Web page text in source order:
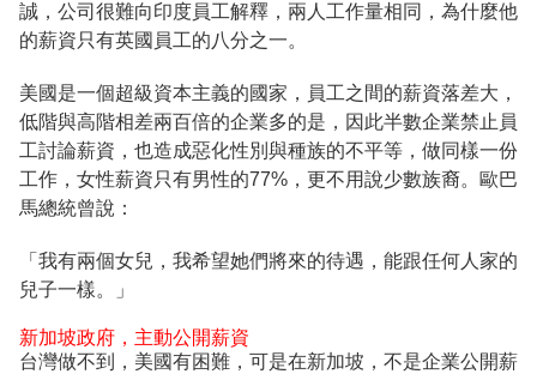
誠，公司很難向印度員工解釋，兩人工作量相同，為什麼他
的薪資只有英國員工的八分之一。
美國是一個超級資本主義的國家，員工之間的薪資落差大，
低階與高階相差兩百倍的企業多的是，因此半數企業禁止員
工討論薪資，也造成惡化性別與種族的不平等，做同樣一份
工作，女性薪資只有男性的77%，更不用說少數族裔。歐巴
馬總統曾說：
「我有兩個女兒，我希望她們將來的待遇，能跟任何人家的
兒子一樣。」
新加坡政府，主動公開薪資
台灣做不到，美國有困難，可是在新加坡，不是企業公開薪